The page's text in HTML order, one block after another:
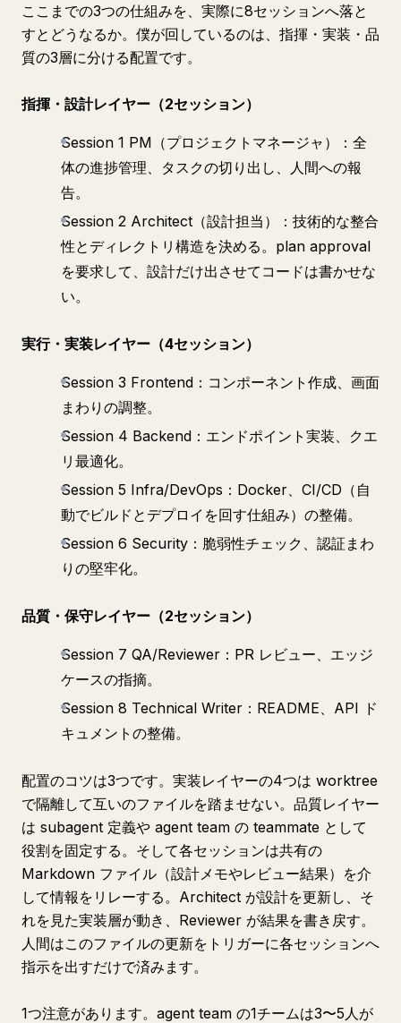
ここまでの3つの仕組みを、実際に8セッションへ落と
すとどうなるか。僕が回しているのは、指揮・実装・品
質の3層に分ける配置です。
指揮・設計レイヤー（2セッション）
Session 1 PM（プロジェクトマネージャ）：全
体の進捗管理、タスクの切り出し、人間への報
告。
Session 2 Architect（設計担当）：技術的な整合
性とディレクトリ構造を決める。plan approval
を要求して、設計だけ出させてコードは書かせな
い。
実行・実装レイヤー（4セッション）
Session 3 Frontend：コンポーネント作成、画面
まわりの調整。
Session 4 Backend：エンドポイント実装、クエ
リ最適化。
Session 5 Infra/DevOps：Docker、CI/CD（自
動でビルドとデプロイを回す仕組み）の整備。
Session 6 Security：脆弱性チェック、認証まわ
りの堅牢化。
品質・保守レイヤー（2セッション）
Session 7 QA/Reviewer：PR レビュー、エッジ
ケースの指摘。
Session 8 Technical Writer：README、API ド
キュメントの整備。
配置のコツは3つです。実装レイヤーの4つは worktree
で隔離して互いのファイルを踏ませない。品質レイヤー
は subagent 定義や agent team の teammate として
役割を固定する。そして各セッションは共有の
Markdown ファイル（設計メモやレビュー結果）を介
して情報をリレーする。Architect が設計を更新し、そ
れを見た実装層が動き、Reviewer が結果を書き戻す。
人間はこのファイルの更新をトリガーに各セッションへ
指示を出すだけで済みます。
1つ注意があります。agent team の1チームは3〜5人が